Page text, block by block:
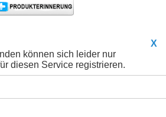
X
können sich leider nur
diesen Service registrieren.